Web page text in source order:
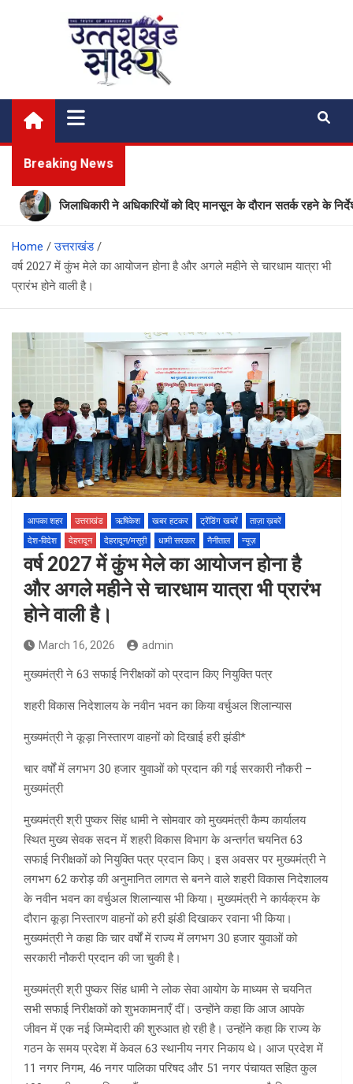
Uttarakhand Shakshya
My News Portal
Breaking News
जिलाधिकारी ने अधिकारियों को दिए मानसून के दौरान सतर्क रहने के निर्देश
Home
उत्तराखंड
वर्ष 2027 में कुंभ मेले का आयोजन होना है और अगले महीने से चारधाम यात्रा भी
प्रारंभ होने वाली है।
आपका शहर उत्तराखंड ऋषिकेश खबर हटकर ट्रेंडिंग खबरें
ताज़ा ख़बरें
देश-विदेश
देहरादून देहरादून/मसूरी धामी सरकार नैनीताल न्यूज़
वर्ष 2027 में कुंभ मेले का आयोजन होना है
और अगले महीने से चारधाम यात्रा भी प्रारंभ
होने वाली है।
March 16, 2026 admin
मुख्यमंत्री ने 63 सफाई निरीक्षकों को प्रदान किए नियुक्ति पत्र
शहरी विकास निदेशालय के नवीन भवन का किया वर्चुअल शिलान्यास
मुख्यमंत्री ने कूड़ा निस्तारण वाहनों को दिखाई हरी झंडी*
चार वर्षों में लगभग 30 हजार युवाओं को प्रदान की गई सरकारी नौकरी –
मुख्यमंत्री
मुख्यमंत्री श्री पुष्कर सिंह धामी ने सोमवार को मुख्यमंत्री कैम्प कार्यालय
स्थित मुख्य सेवक सदन में शहरी विकास विभाग के अन्तर्गत चयनित 63
सफाई निरीक्षकों को नियुक्ति पत्र प्रदान किए। इस अवसर पर मुख्यमंत्री ने
लगभग 62 करोड़ की अनुमानित लागत से बनने वाले शहरी विकास निदेशालय
के नवीन भवन का वर्चुअल शिलान्यास भी किया। मुख्यमंत्री ने कार्यक्रम के
दौरान कूड़ा निस्तारण वाहनों को हरी झंडी दिखाकर रवाना भी किया।
मुख्यमंत्री ने कहा कि चार वर्षों में राज्य में लगभग 30 हजार युवाओं को
सरकारी नौकरी प्रदान की जा चुकी है।
मुख्यमंत्री श्री पुष्कर सिंह धामी ने लोक सेवा आयोग के माध्यम से चयनित
सभी सफाई निरीक्षकों को शुभकामनाएँ दीं। उन्होंने कहा कि आज आपके
जीवन में एक नई जिम्मेदारी की शुरुआत हो रही है। उन्होंने कहा कि राज्य के
गठन के समय प्रदेश में केवल 63 स्थानीय नगर निकाय थे। आज प्रदेश में
11 नगर निगम, 46 नगर पालिका परिषद और 51 नगर पंचायत सहित कुल